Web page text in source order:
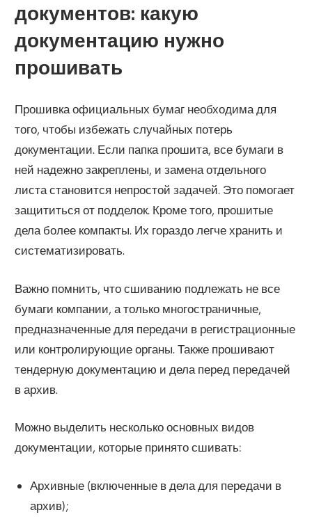
документов: какую
документацию нужно
прошивать
Прошивка официальных бумаг необходима для
того, чтобы избежать случайных потерь
документации. Если папка прошита, все бумаги в
ней надежно закреплены, и замена отдельного
листа становится непростой задачей. Это помогает
защититься от подделок. Кроме того, прошитые
дела более компакты. Их гораздо легче хранить и
систематизировать.
Важно помнить, что сшиванию подлежать не все
бумаги компании, а только многостраничные,
предназначенные для передачи в регистрационные
или контролирующие органы. Также прошивают
тендерную документацию и дела перед передачей
в архив.
Можно выделить несколько основных видов
документации, которые принято сшивать:
Архивные (включенные в дела для передачи в
архив);